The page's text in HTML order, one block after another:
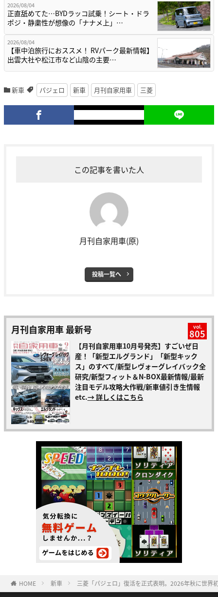
2026/08/04
正直舐めてた…BYDラッコ試乗！シート・ドラ
ポジ・静粛性が想像の「ナナメ上」…
2026/08/04
【車中泊旅行におススメ！ RVパーク最新情報】
出雲大社や松江市など山陰の主要…
新車 パジェロ 新車 月刊自家用車 三菱
この記事を書いた人
月刊自家用車(原)
投稿一覧へ
月刊自家用車 最新号 vol.
805
【月刊自家用車10月号発売】すごいぜ日
産！「新型エルグランド」「新型キック
ス」のすべて/新型レヴォーグレイバック全
研究/新型フィット＆N-BOX最新情報/最新
注目モデル攻略大作戦/新車値引き生情報
etc.→ 詳しくはこちら
HOME 新車 三菱「パジェロ」復活を正式表明。2026年秋に世界